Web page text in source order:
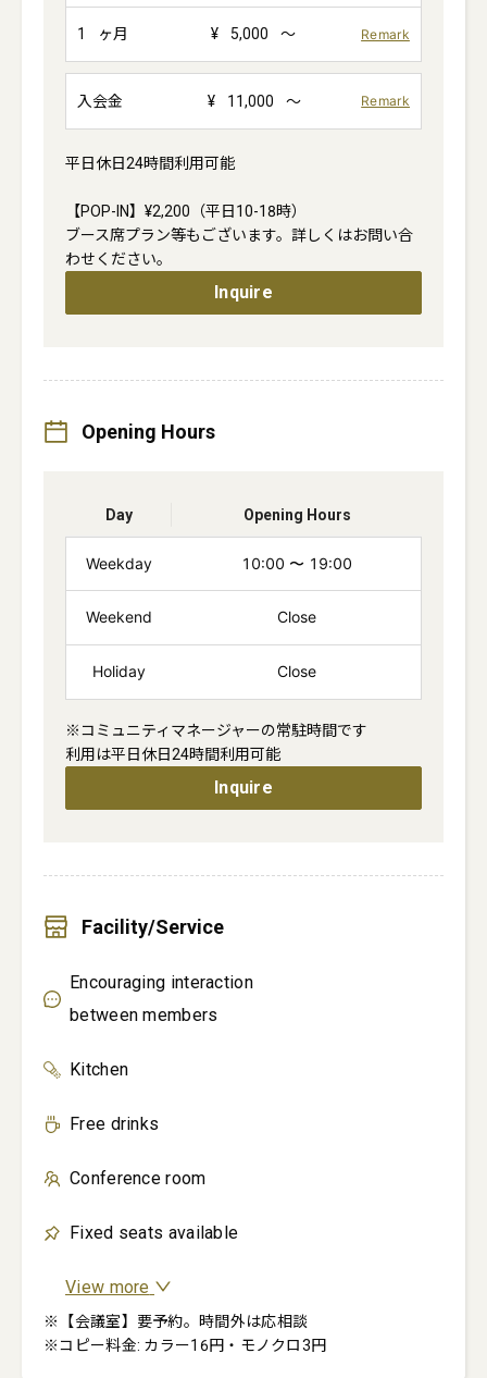
1 ヶ月 ¥ 5,000 ～ Remark
入会金 ¥ 11,000 ～ Remark
平日休日24時間利用可能
【POP-IN】¥2,200（平日10-18時）
ブース席プラン等もございます。詳しくはお問い合
わせください。
Inquire
Opening Hours
Day Opening Hours
Weekday 10:00 〜 19:00
Weekend Close
Holiday Close
※コミュニティマネージャーの常駐時間です
利用は平日休日24時間利用可能
Inquire
Facility/Service
Encouraging interaction
between members
Kitchen
Free drinks
Conference room
Fixed seats available
View more
※【会議室】要予約。時間外は応相談
※コピー料金: カラー16円・モノクロ3円